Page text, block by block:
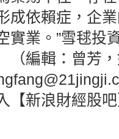
成依賴症，企
實業。”雪毬投
編輯：曾芳，
【新浪財經股